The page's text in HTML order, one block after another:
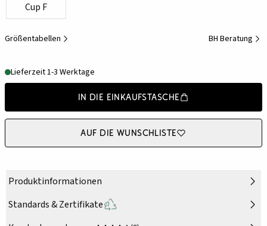
Cup F
Größentabellen BH Beratung
Lieferzeit 1-3 Werktage
In die Einkaufstasche
Auf die Wunschliste
Produktinformationen
Standards & Zertifikate